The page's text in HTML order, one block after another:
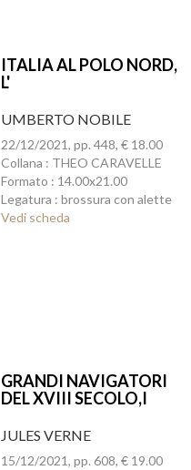
ITALIA AL POLO NORD,
L'
UMBERTO NOBILE
22/12/2021, pp. 448, € 18.00
Collana : THEO CARAVELLE
Formato : 14.00x21.00
Legatura : brossura con alette
Vedi scheda
GRANDI NAVIGATORI
DEL XVIII SECOLO,I
JULES VERNE
15/12/2021, pp. 608, € 19.00